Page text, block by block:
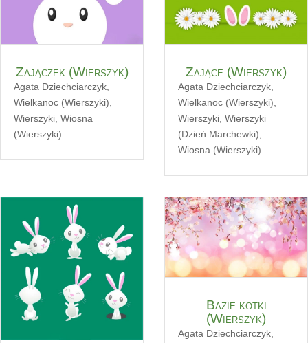
Zajączek (Wierszyk)
Agata Dziechciarczyk
Wielkanoc (Wierszyki)
Wierszyki Wiosna
(Wierszyki)
Zające (Wierszyk)
Agata Dziechciarczyk
Wielkanoc (Wierszyki)
Wierszyki Wierszyki
(Dzień Marchewki)
Wiosna (Wierszyki)
Bazie kotki
(Wierszyk)
Agata Dziechciarczyk,